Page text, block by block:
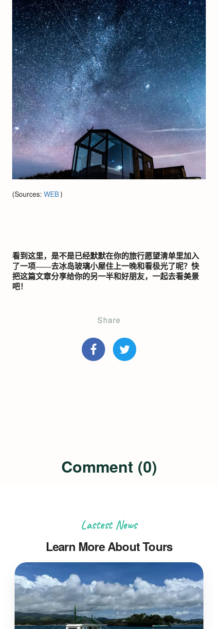
(Sources: WEB )
看到这里，是不是已经默默在你的旅行愿望清单里加入
了一项——去冰岛玻璃小屋住上一晚和看极光了呢？快
把这篇文章分享给你的另一半和好朋友，一起去看美景
吧！
Share
Comment (0)
Lastest News
Learn More About Tours